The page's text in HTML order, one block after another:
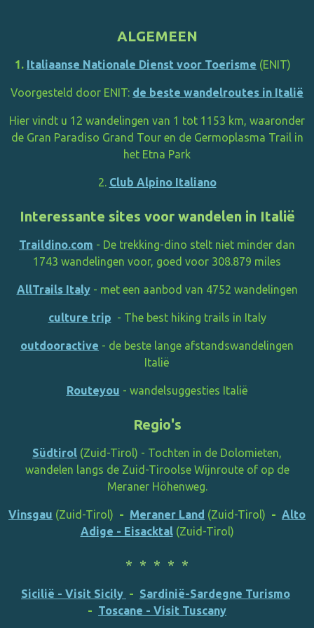
ALGEMEEN
1. Italiaanse Nationale Dienst voor Toerisme (ENIT)
Voorgesteld door ENIT: de beste wandelroutes in Italië
Hier vindt u 12 wandelingen van 1 tot 1153 km, waaronder
de Gran Paradiso Grand Tour en de Germoplasma Trail in
het Etna Park
2. Club Alpino Italiano
Interessante sites voor wandelen in Italië
Traildino.com - De trekking-dino stelt niet minder dan
1743 wandelingen voor, goed voor 308.879 miles
AllTrails Italy- met een aanbod van 4752 wandelingen
culture trip - The best hiking trails in Italy
outdooractive - de beste lange afstandswandelingen
Italië
Routeyou - wandelsuggesties Italië
Regio's
Südtirol (Zuid-Tirol) - Tochten in de Dolomieten,
wandelen langs de Zuid-Tiroolse Wijnroute of op de
Meraner Höhenweg.
Vinsgau (Zuid-Tirol) - Meraner Land (Zuid-Tirol) - Alto
Adige - Eisacktal(Zuid-Tirol)
* * * * *
Sicilië - Visit Sicily - Sardinië-Sardegne Turismo
- Toscane - Visit Tuscany